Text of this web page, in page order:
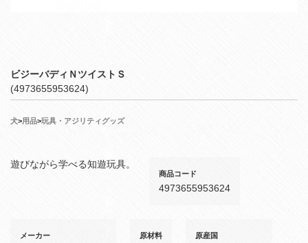
ビジーバディＮツイストＳ
(4973655953624)
犬>用品>玩具・アジリティグッズ
遊びながら学べる知遊玩具。
商品コード
4973655953624
メーカー 原材料 原産国